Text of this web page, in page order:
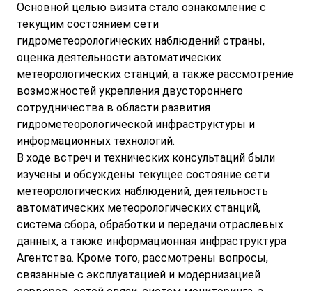
Основной целью визита стало ознакомление с
текущим состоянием сети
гидрометеорологических наблюдений страны,
оценка деятельности автоматических
метеорологических станций, а также рассмотрение
возможностей укрепления двустороннего
сотрудничества в области развития
гидрометеорологической инфраструктуры и
информационных технологий.
В ходе встреч и технических консультаций были
изучены и обсуждены текущее состояние сети
метеорологических наблюдений, деятельность
автоматических метеорологических станций,
система сбора, обработки и передачи отраслевых
данных, а также информационная инфраструктура
Агентства. Кроме того, рассмотрены вопросы,
связанные с эксплуатацией и модернизацией